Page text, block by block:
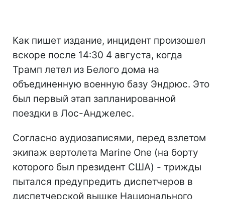
Как пишет издание, инцидент произошел
вскоре после 14:30 4 августа, когда
Трамп летел из Белого дома на
объединенную военную базу Эндрюс. Это
был первый этап запланированной
поездки в Лос-Анджелес.
Согласно аудиозаписями, перед взлетом
экипаж вертолета Marine One (на борту
которого был президент США) - трижды
пытался предупредить диспетчеров в
диспетчерской вышке Национального